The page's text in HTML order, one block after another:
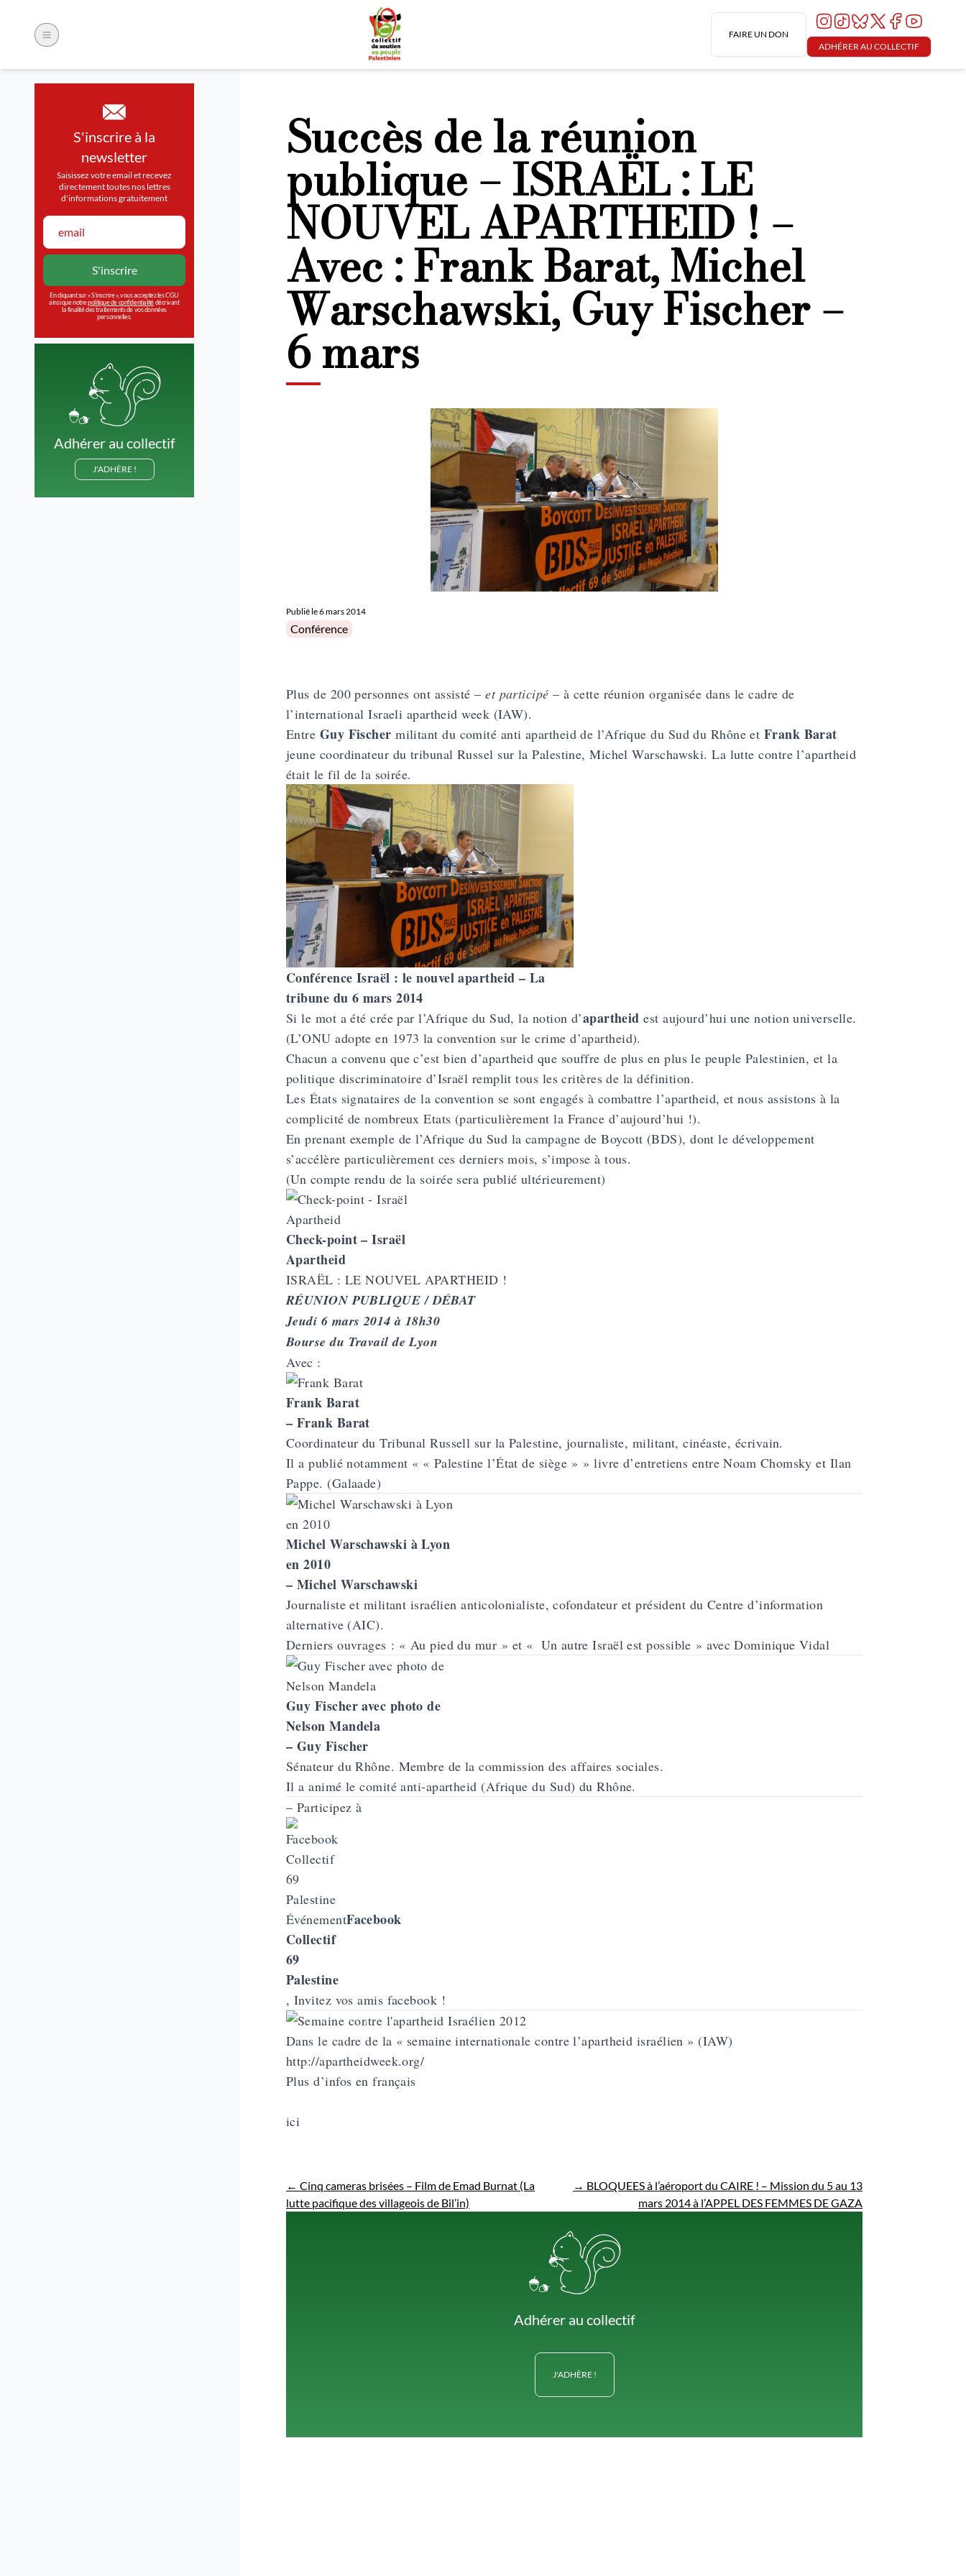
FAIRE UN DON
ADHÉRER AU COLLECTIF
S'inscrire à la
newsletter
Saisissez votre email et recevez
directement toutes nos lettres
d'informations gratuitement
En cliquant sur « S’inscrire », vous acceptez les CGU
ainsi que notrepolitique de confidentialitédécrivant
la finalité des traitements de vos données
personnelles.
Adhérer au collectif
J'ADHÈRE !
Succès de la réunion
publique – ISRAËL : LE
NOUVEL APARTHEID ! –
Avec : Frank Barat, Michel
Warschawski, Guy Fischer –
6 mars
Publié le6 mars 2014
Posted in
Conférence
Plus de 200 personnes ont assisté –et participé – à cette réunion organisée dans le cadre de
l’international Israeli apartheid week (IAW).
Entre Guy Fischer militant du comité anti apartheid de l’Afrique du Sud du Rhône et Frank Barat
jeune coordinateur du tribunal Russel sur la Palestine, Michel Warschawski. La lutte contre l’apartheid
était le fil de la soirée.
Conférence Israël : le nouvel apartheid – La
tribune du 6 mars 2014
Si le mot a été crée par l’Afrique du Sud, la notion d’apartheid est aujourd’hui une notion universelle.
(L’ONU adopte en 1973 la convention sur le crime d’apartheid).
Chacun a convenu que c’est bien d’apartheid que souffre de plus en plus le peuple Palestinien, et la
politique discriminatoire d’Israël remplit tous les critères de la définition.
Les États signataires de la convention se sont engagés à combattre l’apartheid, et nous assistons à la
complicité de nombreux Etats (particulièrement la France d’aujourd’hui !).
En prenant exemple de l’Afrique du Sud la campagne de Boycott (BDS), dont le développement
s’accélère particulièrement ces derniers mois, s’impose à tous.
(Un compte rendu de la soirée sera publié ultérieurement)
Check-point – Israël
Apartheid
ISRAËL : LE NOUVEL APARTHEID !
RÉUNION PUBLIQUE / DÉBAT
Jeudi 6 mars 2014 à 18h30
Bourse du Travail de Lyon
Avec :
Frank Barat
– Frank Barat
Coordinateur du Tribunal Russell sur la Palestine, journaliste, militant, cinéaste, écrivain.
Il a publié notamment « « Palestine l’État de siège » » livre d’entretiens entre Noam Chomsky et Ilan
Pappe. (Galaade)
Michel Warschawski à Lyon
en 2010
– Michel Warschawski
Journaliste et militant israélien anticolonialiste, cofondateur et président du Centre d’information
alternative (AIC).
Derniers ouvrages : « Au pied du mur » et « Un autre Israël est possible » avec Dominique Vidal
Guy Fischer avec photo de
Nelson Mandela
– Guy Fischer
Sénateur du Rhône. Membre de la commission des affaires sociales.
Il a animé le comité anti-apartheid (Afrique du Sud) du Rhône.
– Participez à
ÉvénementFacebook
Collectif
69
Palestine
, Invitez vos amis facebook !
Dans le cadre de la « semaine internationale contre l’apartheid israélien » (IAW)
http://apartheidweek.org/
Plus d’infos en français
ici
← Cinq cameras brisées – Film de Emad Burnat (La
lutte pacifique des villageois de Bil’in)
→ BLOQUEES à l’aéroport du CAIRE ! – Mission du 5 au 13
mars 2014 à l’APPEL DES FEMMES DE GAZA
Adhérer au collectif
J'ADHÈRE !